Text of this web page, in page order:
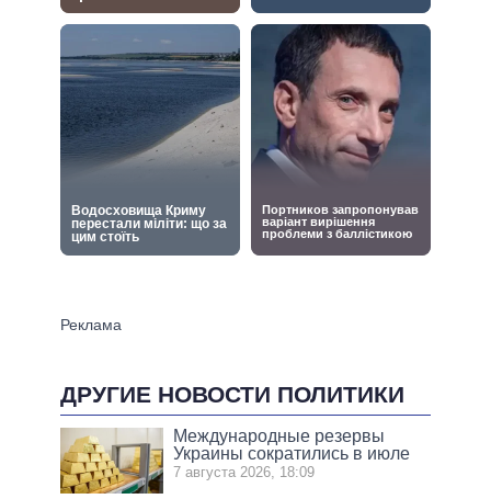
ДРУГИЕ НОВОСТИ ПОЛИТИКИ
Международные резервы
Украины сократились в июле
7 августа 2026, 18:09